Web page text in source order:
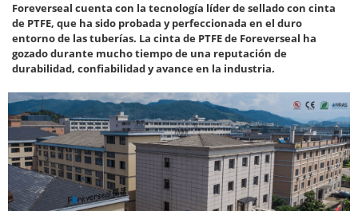
Foreverseal cuenta con la tecnología líder de sellado con cinta
de PTFE, que ha sido probada y perfeccionada en el duro
entorno de las tuberías. La cinta de PTFE de Foreverseal ha
gozado durante mucho tiempo de una reputación de
durabilidad, confiabilidad y avance en la industria.